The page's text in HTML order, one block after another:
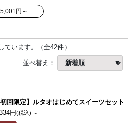
5,001円～
います。（全42件）
並べ替え：
初回限定】ルタオはじめてスイーツセット
円(税込) ～